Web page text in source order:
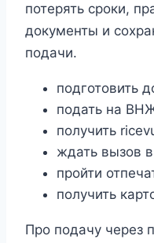
потерять сроки,
документы и
подачи.
подготовить
подать на
получить
ждать вызов в
пройти
получить
Про подачу через